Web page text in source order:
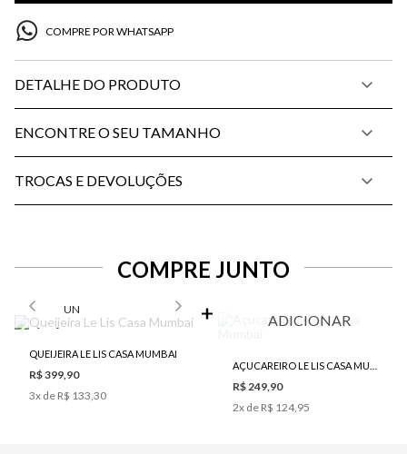
COMPRE POR WHATSAPP
DETALHE DO PRODUTO
ENCONTRE O SEU TAMANHO
TROCAS E DEVOLUÇÕES
COMPRE JUNTO
UN
QUEIJEIRA LE LIS CASA MUMBAI
R$ 399,90
3x de R$ 133,30
ADICIONAR
R$ 249,90
2x de R$ 124,95